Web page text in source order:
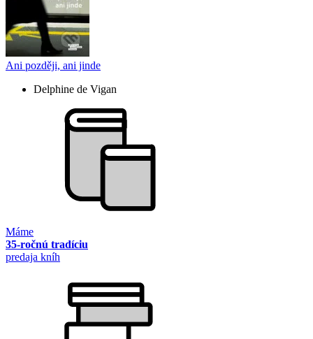
Ani později, ani jinde
Delphine de Vigan
Máme
35-ročnú tradíciu
predaja kníh